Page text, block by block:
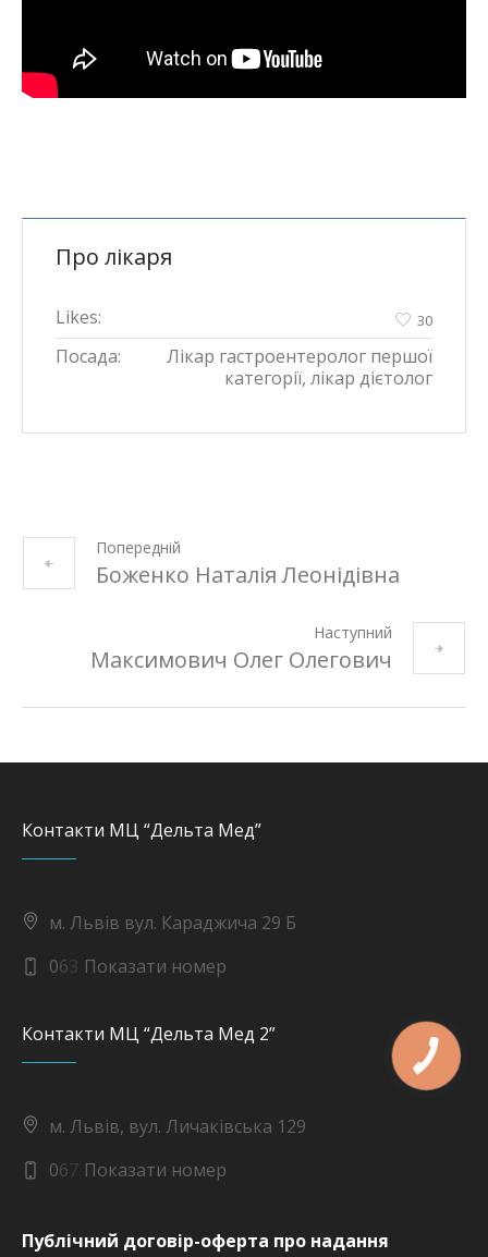
Про лікаря
Likes: 30
Посада:
Лікар гастроентеролог першої
категорії, лікар дієтолог
Попередній
Боженко Наталія Леонідівна
Наступний
Максимович Олег Олегович
Контакти МЦ “Дельта Мед”
м. Львів вул. Караджича 29 Б
063 Показати номер
Контакти МЦ “Дельта Мед 2”
м. Львів, вул. Личаківська 129
067 Показати номер
Публічний договір-оферта про надання